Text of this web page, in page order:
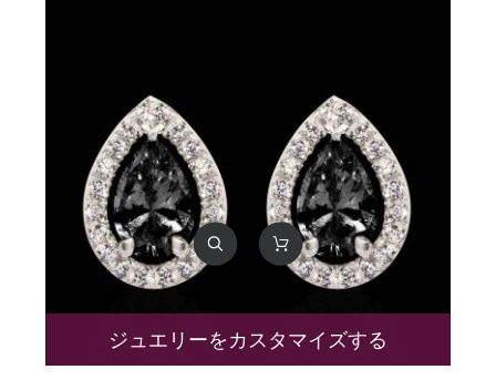
ジュエリーをカスタマイズする